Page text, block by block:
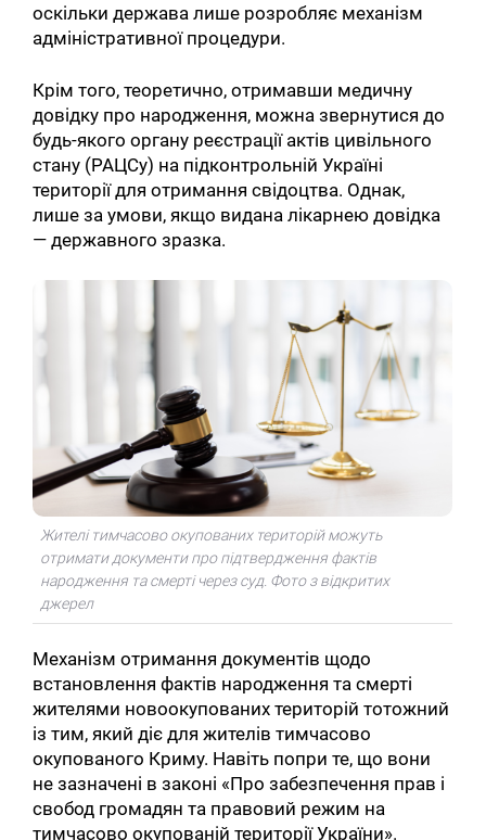
оскільки держава лише розробляє механізм
адміністративної процедури.
Крім того, теоретично, отримавши медичну
довідку про народження, можна звернутися до
будь-якого органу реєстрації актів цивільного
стану (РАЦСу) на підконтрольній Україні
території для отримання свідоцтва. Однак,
лише за умови, якщо видана лікарнею довідка
— державного зразка.
Жителі тимчасово окупованих територій можуть
отримати документи про підтвердження фактів
народження та смерті через суд. Фото з відкритих
джерел
Механізм отримання документів щодо
встановлення фактів народження та смерті
жителями новоокупованих територій тотожний
із тим, який діє для жителів тимчасово
окупованого Криму. Навіть попри те, що вони
не зазначені в законі «Про забезпечення прав і
свобод громадян та правовий режим на
тимчасово окупованій території України».